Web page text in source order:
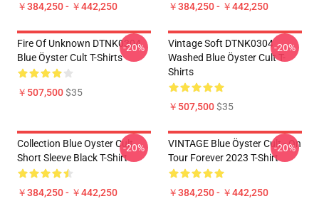
￥384,250 - ￥442,250 ￥384,250 - ￥442,250
Fire Of Unknown DTNK0304
Blue Öyster Cult T-Shirts
￥507,500$35
-20%
Vintage Soft DTNK0304
Washed Blue Öyster Cult T-
Shirts
￥507,500$35
-20%
Collection Blue Oyster Cult
Short Sleeve Black T-Shirt
￥384,250 - ￥442,250
-20%
VINTAGE Blue Öyster Cult - On
Tour Forever 2023 T-Shirt
￥384,250 - ￥442,250
-20%